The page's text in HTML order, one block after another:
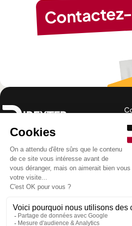
La certification qualité a
été délivrée au titre de la
catégorie d’action
formation
Télécharger